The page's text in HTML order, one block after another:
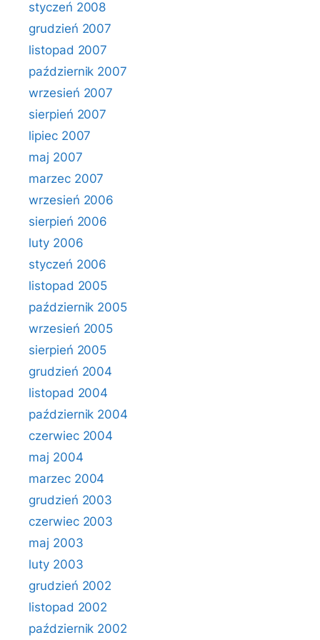
styczeń 2008
grudzień 2007
listopad 2007
październik 2007
wrzesień 2007
sierpień 2007
lipiec 2007
maj 2007
marzec 2007
wrzesień 2006
sierpień 2006
luty 2006
styczeń 2006
listopad 2005
październik 2005
wrzesień 2005
sierpień 2005
grudzień 2004
listopad 2004
październik 2004
czerwiec 2004
maj 2004
marzec 2004
grudzień 2003
czerwiec 2003
maj 2003
luty 2003
grudzień 2002
listopad 2002
październik 2002